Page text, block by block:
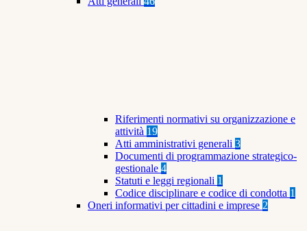
Riferimenti normativi su organizzazione e
attività 19
Atti amministrativi generali 3
Documenti di programmazione strategico-
gestionale 4
Statuti e leggi regionali 1
Codice disciplinare e codice di condotta 1
Oneri informativi per cittadini e imprese 2